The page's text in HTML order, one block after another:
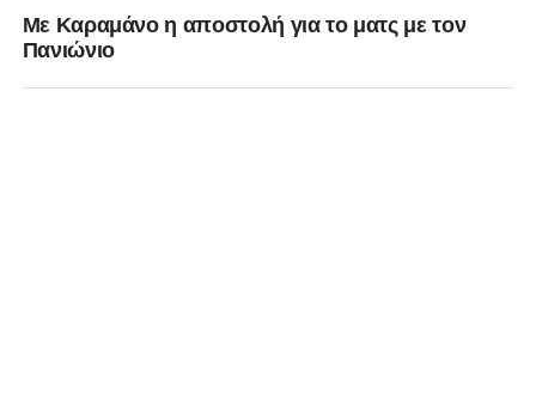
Mε Καραμάνο η αποστολή για το ματς με τον
Πανιώνιο